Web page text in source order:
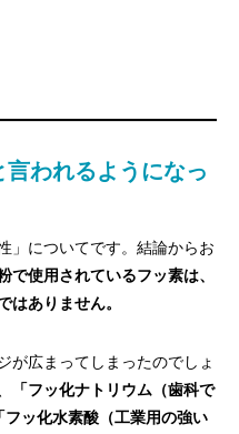
われるようになっ
」についてです。結論からお
で使用されているフッ素は、
はありません。
が広まってしまったのでしょ
「フッ化ナトリウム（歯科で
フッ化水素酸（工業用の強い